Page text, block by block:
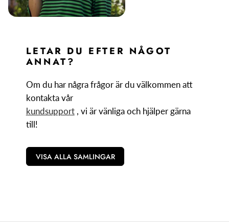
LETAR DU EFTER NÅGOT
ANNAT?
Om du har några frågor är du välkommen att
kontakta vår
kundsupport, vi är vänliga och hjälper gärna
till!
VISA ALLA SAMLINGAR